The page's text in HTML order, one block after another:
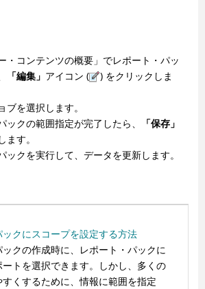
・コンテンツの概要」でレポート・パッ
「編集」 アイコン (
) をクリックしま
ブを選択します。
ックの範囲指定が完了したら、
「保存」
ます。
ックを実行して、データを更新します。
ックにスコープを設定する方法
ックの作成時に、レポート・パックに
トを選択できます。しかし、多くの
くするために、情報に範囲を指定